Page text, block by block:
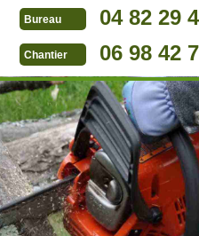
Bureau 04 82 29
Chantier 06 98 42